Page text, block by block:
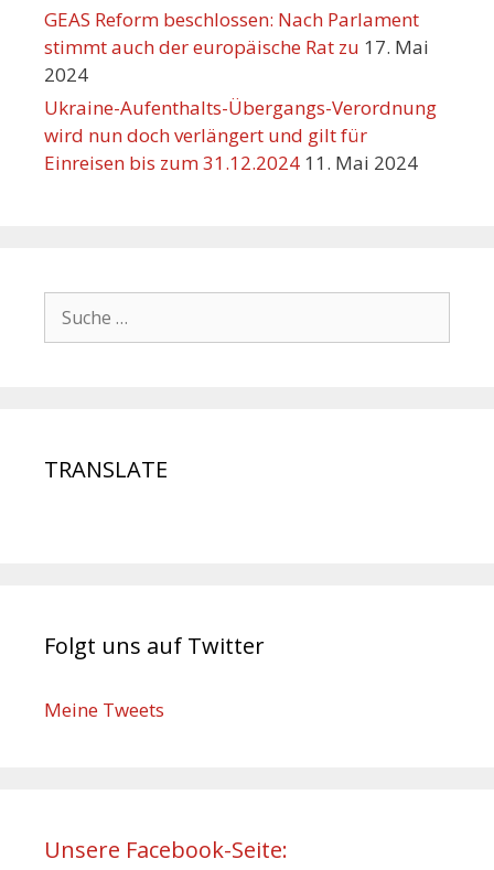
GEAS Reform beschlossen: Nach Parlament
stimmt auch der europäische Rat zu 17. Mai
2024
Ukraine-Aufenthalts-Übergangs-Verordnung
wird nun doch verlängert und gilt für
Einreisen bis zum 31.12.2024 11. Mai 2024
TRANSLATE
Folgt uns auf Twitter
Meine Tweets
Unsere Facebook-Seite: